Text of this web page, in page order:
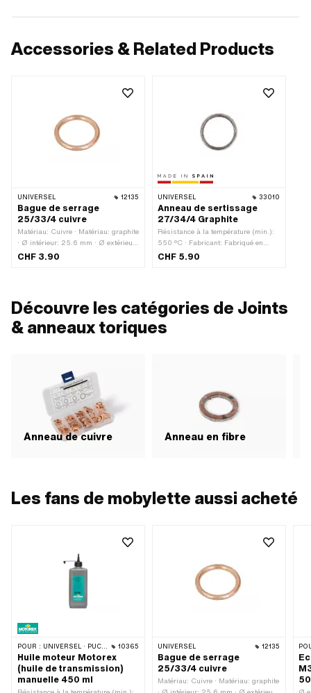
Accessories & Related Products
UNIVERSEL 12135
Bague de serrage
25/33/4 cuivre
Matériau: Cuivre · Matériau: graphite
· Ø intérieur: 25.6 mm · Ø extérieur:
32.8 mm · Épaisseur: 4 mm
CHF 3.90
UNIVERSEL 33010
Anneau de sertissage
27/34/4 Graphite
Résistance à la température (min.):
550 °C · Fabricant: Fabriqué en
Espagne · Matériau: Tôle (acier) ·
CHF 5.90
Découvre les catégories de Joints
& anneaux toriques
Anneau de cuivre Anneau en fibre
Les fans de mobylette aussi acheté
POUR : UNIVERSEL · PUCH · SACHS · ZÜNDAPP BELMONDO · TOMOS · CILO · HERCULES · KREIDLER · ZÜNDAPP 10365
Huile moteur Motorex
(huile de transmission)
manuelle 450 ml
UNIVERSEL 12135
Bague de serrage
25/33/4 cuivre
Matériau: Cuivre · Matériau: graphite